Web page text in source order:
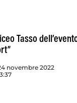
Tasso
novembre 2022